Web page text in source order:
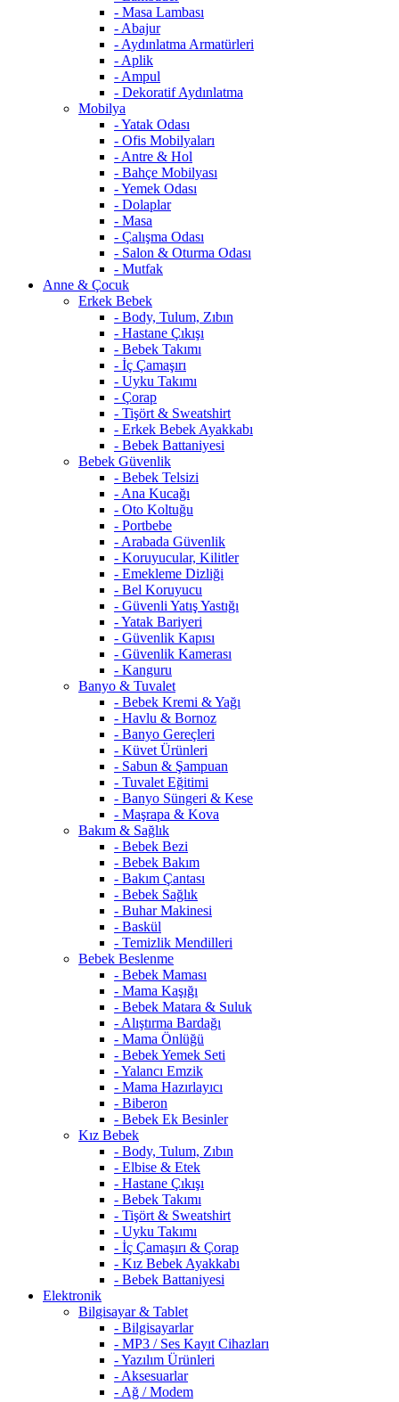
- Masa Lambası
- Abajur
- Aydınlatma Armatürleri
- Aplik
- Ampul
- Dekoratif Aydınlatma
Mobilya
- Yatak Odası
- Ofis Mobilyaları
- Antre & Hol
- Bahçe Mobilyası
- Yemek Odası
- Dolaplar
- Masa
- Çalışma Odası
- Salon & Oturma Odası
- Mutfak
Anne & Çocuk
Erkek Bebek
- Body, Tulum, Zıbın
- Hastane Çıkışı
- Bebek Takımı
- İç Çamaşırı
- Uyku Takımı
- Çorap
- Tişört & Sweatshirt
- Erkek Bebek Ayakkabı
- Bebek Battaniyesi
Bebek Güvenlik
- Bebek Telsizi
- Ana Kucağı
- Oto Koltuğu
- Portbebe
- Arabada Güvenlik
- Koruyucular, Kilitler
- Emekleme Dizliği
- Bel Koruyucu
- Güvenli Yatış Yastığı
- Yatak Bariyeri
- Güvenlik Kapısı
- Güvenlik Kamerası
- Kanguru
Banyo & Tuvalet
- Bebek Kremi & Yağı
- Havlu & Bornoz
- Banyo Gereçleri
- Küvet Ürünleri
- Sabun & Şampuan
- Tuvalet Eğitimi
- Banyo Süngeri & Kese
- Maşrapa & Kova
Bakım & Sağlık
- Bebek Bezi
- Bebek Bakım
- Bakım Çantası
- Bebek Sağlık
- Buhar Makinesi
- Baskül
- Temizlik Mendilleri
Bebek Beslenme
- Bebek Maması
- Mama Kaşığı
- Bebek Matara & Suluk
- Alıştırma Bardağı
- Mama Önlüğü
- Bebek Yemek Seti
- Yalancı Emzik
- Mama Hazırlayıcı
- Biberon
- Bebek Ek Besinler
Kız Bebek
- Body, Tulum, Zıbın
- Elbise & Etek
- Hastane Çıkışı
- Bebek Takımı
- Tişört & Sweatshirt
- Uyku Takımı
- İç Çamaşırı & Çorap
- Kız Bebek Ayakkabı
- Bebek Battaniyesi
Elektronik
Bilgisayar & Tablet
- Bilgisayarlar
- MP3 / Ses Kayıt Cihazları
- Yazılım Ürünleri
- Aksesuarlar
- Ağ / Modem